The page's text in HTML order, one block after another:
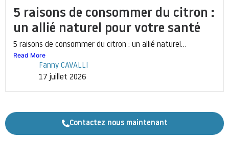
5 raisons de consommer du citron :
un allié naturel pour votre santé
5 raisons de consommer du citron : un allié naturel...
Read More
Fanny CAVALLI
17 juillet 2026
Contactez nous maintenant